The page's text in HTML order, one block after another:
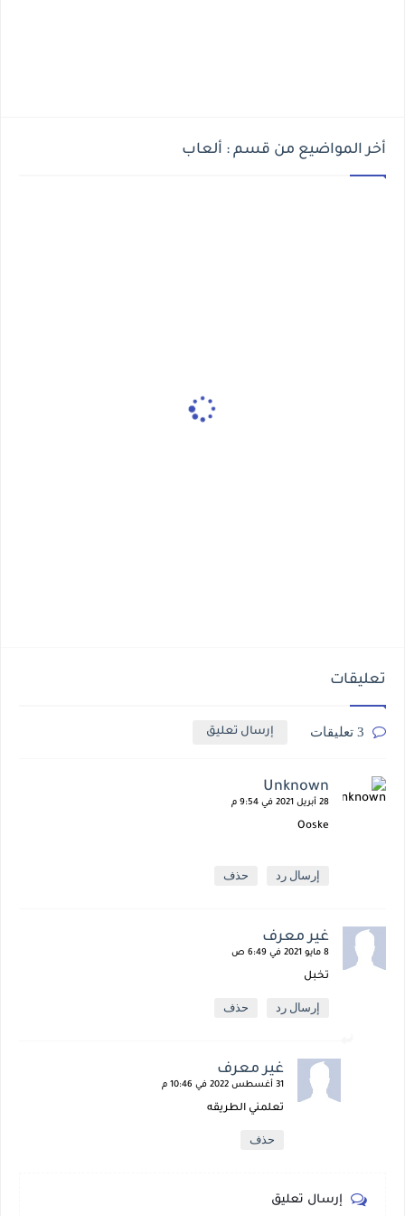
أخر المواضيع من قسم : ألعاب
تعليقات
إرسال تعليق
Unknown
28 أبريل 2021 في 9:54 م
Ooske
إرسال رد حذف
غير معرف
8 مايو 2021 في 6:49 ص
تخبل
إرسال رد حذف
غير معرف
31 أغسطس 2022 في 10:46 م
تعلمني الطريقه
حذف
إرسال تعليق